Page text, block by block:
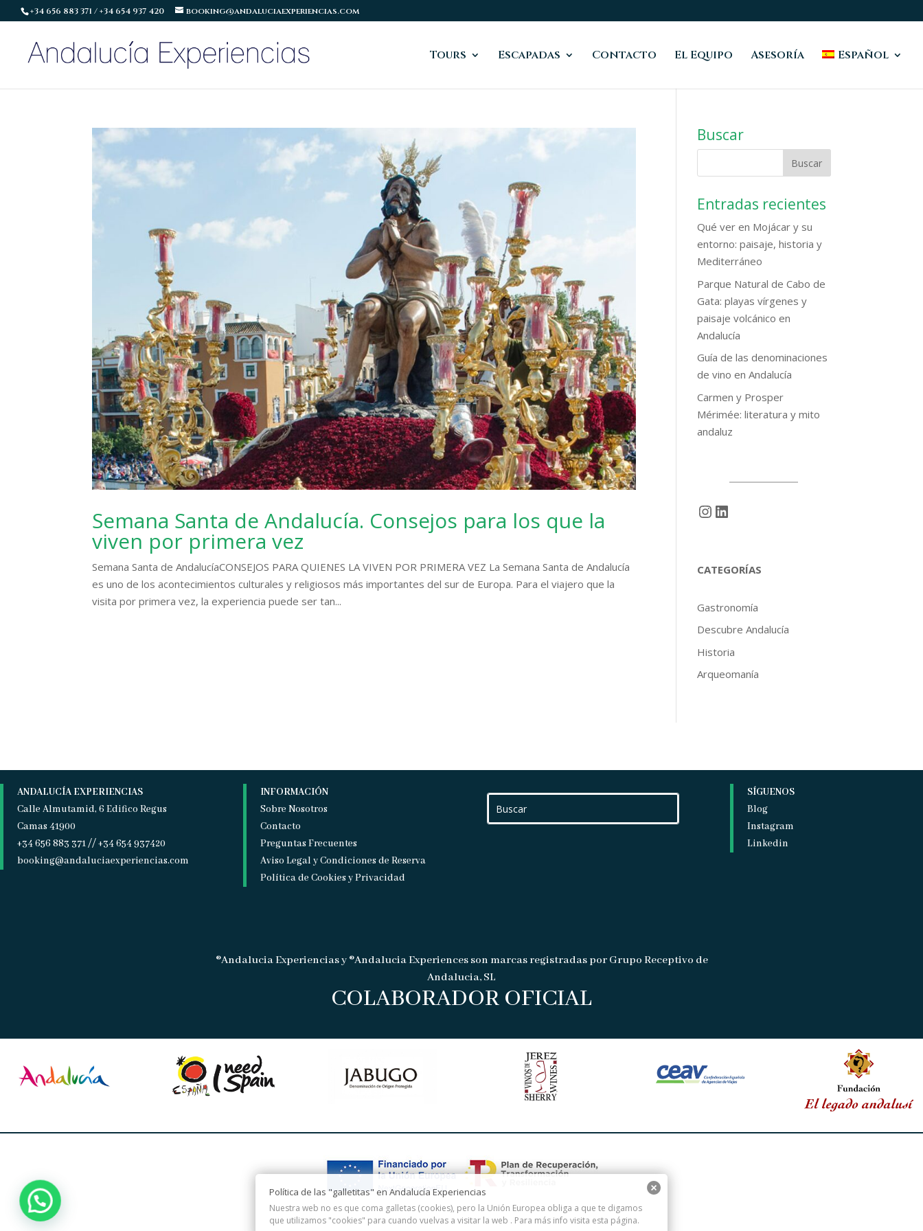
+34 656 883 371 / +34 654 937 420 booking@andaluciaexperiencias.com
Tours Escapadas Contacto El Equipo Asesoría Español
Semana Santa de Andalucía. Consejos para los que la
viven por primera vez
Semana Santa de AndalucíaCONSEJOS PARA QUIENES LA VIVEN POR PRIMERA VEZ La Semana Santa de Andalucía
es uno de los acontecimientos culturales y religiosos más importantes del sur de Europa. Para el viajero que la
visita por primera vez, la experiencia puede ser tan...
Buscar
Entradas recientes
Qué ver en Mojácar y su
entorno: paisaje, historia y
Mediterráneo
Parque Natural de Cabo de
Gata: playas vírgenes y
paisaje volcánico en
Andalucía
Guía de las denominaciones
de vino en Andalucía
Carmen y Prosper
Mérimée: literatura y mito
andaluz
Instagram
LinkedIn
CATEGORÍAS
Gastronomía
Descubre Andalucía
Historia
Arqueomanía
ANDALUCÍA EXPERIENCIAS
Calle Almutamid, 6 Edifico Regus
Camas 41900
+34 656 883 371 // +34 654 937420
booking@andaluciaexperiencias.com
INFORMACIÓN
Sobre Nosotros
Contacto
Preguntas Frecuentes
Aviso Legal y Condiciones de Reserva
Política de Cookies y Privacidad
SÍGUENOS
Blog
Instagram
Linkedin
®Andalucia Experiencias y ®Andalucia Experiences son marcas registradas por Grupo Receptivo de
Andalucia, SL
COLABORADOR OFICIAL
Política de las "galletitas" en Andalucía Experiencias
Nuestra web no es que coma galletas (cookies), pero la Unión Europea obliga a que te digamos
que utilizamos "cookies" para cuando vuelvas a visitar la web . Para más info visita esta página.